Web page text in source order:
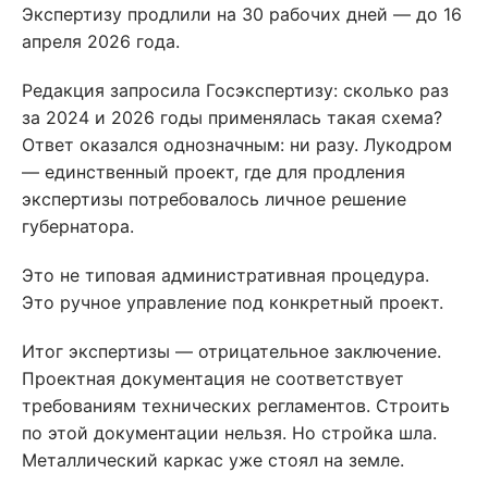
Экспертизу продлили на 30 рабочих дней — до 16
апреля 2026 года.
Редакция запросила Госэкспертизу: сколько раз
за 2024 и 2026 годы применялась такая схема?
Ответ оказался однозначным: ни разу. Лукодром
— единственный проект, где для продления
экспертизы потребовалось личное решение
губернатора.
Это не типовая административная процедура.
Это ручное управление под конкретный проект.
Итог экспертизы — отрицательное заключение.
Проектная документация не соответствует
требованиям технических регламентов. Строить
по этой документации нельзя. Но стройка шла.
Металлический каркас уже стоял на земле.